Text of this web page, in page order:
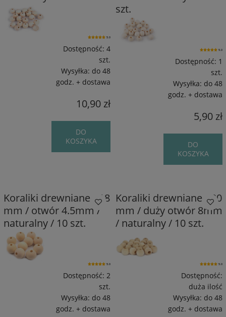
5.0
Dostępność: 4
szt.
Wysyłka: do 48
godz. + dostawa
10,90 zł
DO
KOSZYKA
szt.
5.0
Dostępność: 1
szt.
Wysyłka: do 48
godz. + dostawa
5,90 zł
DO
KOSZYKA
Koraliki drewniane / 18
mm / otwór 4.5mm /
naturalny / 10 szt.
5.0
Dostępność: 2
szt.
Wysyłka: do 48
godz. + dostawa
Koraliki drewniane / 20
mm / duży otwór 8mm
/ naturalny / 10 szt.
5.0
Dostępność:
duża ilość
Wysyłka: do 48
godz. + dostawa